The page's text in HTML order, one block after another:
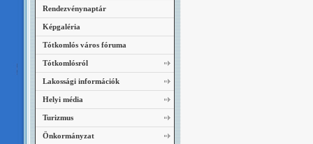
Rendezvénynaptár
Képgaléria
Tótkomlós város fóruma
Tótkomlósról
Lakossági információk
Helyi média
Turizmus
Önkormányzat